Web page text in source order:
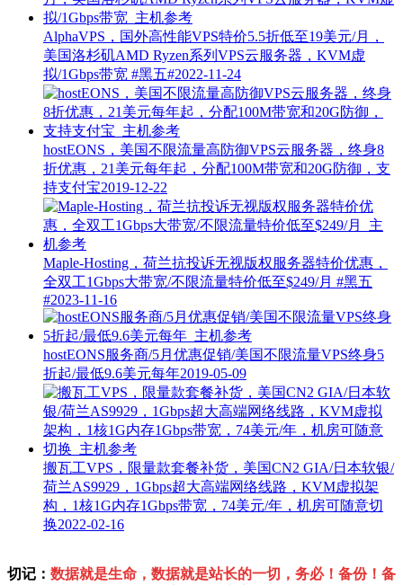
AlphaVPS，国外高性能VPS特价5.5折低至19美元/月，
美国洛杉矶AMD Ryzen系列VPS云服务器，KVM虚
拟/1Gbps带宽 #黑五#2022-11-24
hostEONS，美国不限流量高防御VPS云服务器，终身8
折优惠，21美元每年起，分配100M带宽和20G防御，支
持支付宝2019-12-22
Maple-Hosting，荷兰抗投诉无视版权服务器特价优惠，
全双工1Gbps大带宽/不限流量特价低至$249/月 #黑五
#2023-11-16
hostEONS服务商/5月优惠促销/美国不限流量VPS终身5
折起/最低9.6美元每年2019-05-09
搬瓦工VPS，限量款套餐补货，美国CN2 GIA/日本软银/
荷兰AS9929，1Gbps超大高端网络线路，KVM虚拟架
构，1核1G内存1Gbps带宽，74美元/年，机房可随意切
换2022-02-16
切记： 数据就是生命，数据就是站长的一切，务必！备份！备